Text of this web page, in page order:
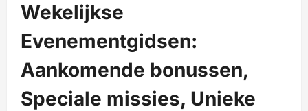
Wekelijkse
Evenementgidsen:
Aankomende bonussen,
Speciale missies, Unieke